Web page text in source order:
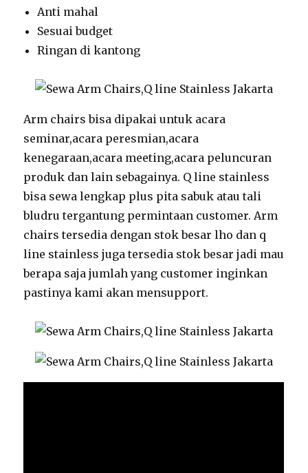
Anti mahal
Sesuai budget
Ringan di kantong
Arm chairs bisa dipakai untuk acara
seminar,acara peresmian,acara
kenegaraan,acara meeting,acara peluncuran
produk dan lain sebagainya. Q line stainless
bisa sewa lengkap plus pita sabuk atau tali
bludru tergantung permintaan customer. Arm
chairs tersedia dengan stok besar lho dan q
line stainless juga tersedia stok besar jadi mau
berapa saja jumlah yang customer inginkan
pastinya kami akan mensupport.